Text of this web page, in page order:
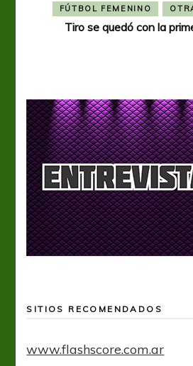
FÚTBOL FEMENINO
Tiro se quedó con la
SITIOS RECOMENDADOS
www.flashscore.com.ar